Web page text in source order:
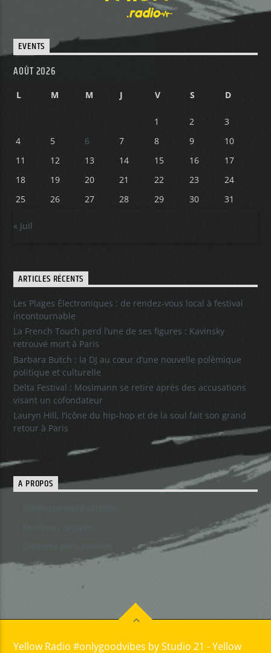
EVENTS
AOÛT 2026
L M M J V S D
1 2
3
4
5 6 7 8 9
10
11
12 13 14 15 16
17
18
19 20 21 22 23
24
25
26 27 28 29 30 31
« Juil
ARTICLES RÉCENTS
Les Plages Électroniques : de rendez-vous local à festival
incontournable
La French Touch perd l’une de ses figures : Kavinsky
retrouvé mort à Paris
Barbara Butch : la DJ au cœur d’une nouvelle polémique
politique et culturelle
Delta Festival : Mosimann se retire après des accusations
visant un cofondateur
Lauryn Hill, l’icône du hip-hop et de la soul fait son grand
retour à Paris
A PROPOS
Yellow Radio #onlygoodvibes by Studio 21 - Yellow